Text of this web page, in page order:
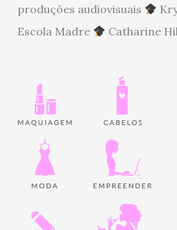
produções audiovisuais
Escola Madre
Catharine